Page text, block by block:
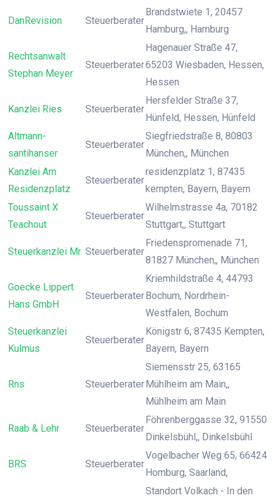
DanRevision Steuerberater
Brandstwiete 1, 20457
Hamburg,, Hamburg
Rechtsanwalt
Stephan Meyer
Steuerberater
Hagenauer Straße 47,
65203 Wiesbaden, Hessen,
Hessen
Kanzlei Ries Steuerberater
Hersfelder Straße 37,
Hünfeld, Hessen, Hünfeld
Altmann-
santihanser
Steuerberater
Siegfriedstraße 8, 80803
München,, München
Kanzlei Am
Residenzplatz
Steuerberater
residenzplatz 1, 87435
kempten, Bayern, Bayern
Toussaint X
Teachout
Steuerberater
Wilhelmstrasse 4a, 70182
Stuttgart,, Stuttgart
Steuerkanzlei Mr Steuerberater
Friedenspromenade 71,
81827 München,, München
Goecke Lippert
Hans GmbH
Steuerberater
Kriemhildstraße 4, 44793
Bochum, Nordrhein-
Westfalen, Bochum
Steuerkanzlei
Kulmus
Steuerberater
Königstr 6, 87435 Kempten,
Bayern, Bayern
Rns Steuerberater
Siemensstr 25, 63165
Mühlheim am Main,,
Mühlheim am Main
Raab & Lehr Steuerberater
Föhrenberggasse 32, 91550
Dinkelsbühl,, Dinkelsbühl
BRS Steuerberater
Vogelbacher Weg 65, 66424
Homburg, Saarland,
Standort Volkach - In den